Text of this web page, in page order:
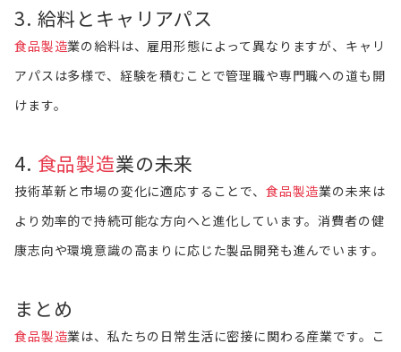
3. 給料とキャリアパス
食品製造業の給料は、雇用形態によって異なりますが、キャリ
アパスは多様で、経験を積むことで管理職や専門職への道も開
けます。
4. 食品製造業の未来
技術革新と市場の変化に適応することで、 食品製造業の未来は
より効率的で持続可能な方向へと進化しています。消費者の健
康志向や環境意識の高まりに応じた製品開発も進んでいます。
まとめ
食品製造業は、私たちの日常生活に密接に関わる産業です。こ